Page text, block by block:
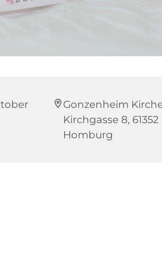
Gonzenheim
Kirchgasse 8,
Homburg